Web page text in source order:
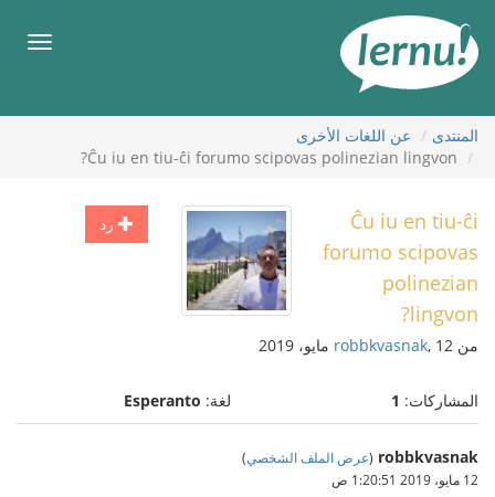
المحتويات
قائمة
المنتدى
عن اللغات الأخرى
Ĉu iu en tiu-ĉi forumo scipovas polinezian lingvon?
رد
Ĉu iu en tiu-ĉi
forumo scipovas
polinezian
lingvon?
من robbkvasnak, 12 مايو، 2019
المشاركات: 1 لغة: Esperanto
robbkvasnak
(عرض الملف الشخصي)
12 مايو، 2019 1:20:51 ص